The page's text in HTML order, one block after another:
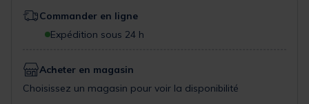
Commander en ligne
Expédition sous 24 h
Acheter en magasin
Choisissez un magasin pour voir la disponibilité